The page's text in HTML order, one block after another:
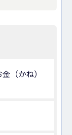
（かね）